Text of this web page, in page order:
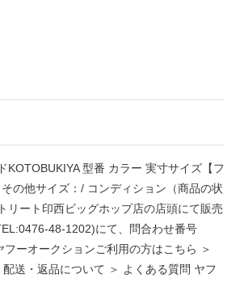
型番 カラー 実寸サイズ【フ
の他サイズ：/ コンディション（商品の状
リート印西ビッグホップ店の店頭にて販売
48-1202)にて、問合わせ番号
ーオークションご利用の方はこちら ＞
送・返品について ＞ よくある質問 ヤフ